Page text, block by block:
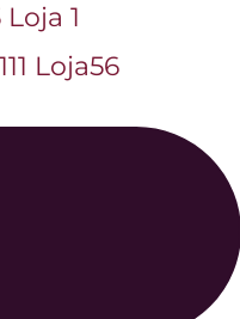
1
Loja56